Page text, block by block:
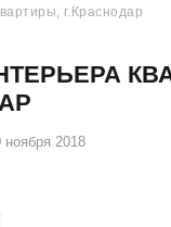
г.Краснодар
ноября 2018